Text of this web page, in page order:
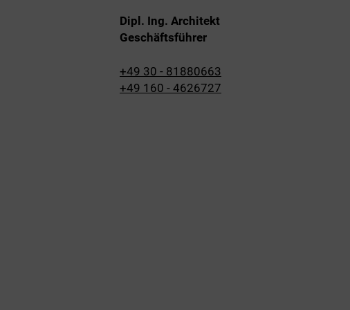
Dipl. Ing. Architekt
Geschäftsführer
+49 30 - 81880663
+49 160 - 4626727